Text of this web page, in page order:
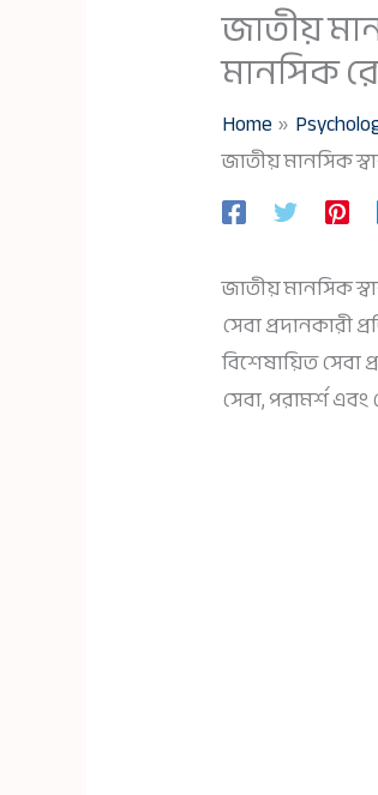
জাতীয়
মানসিক
Home
জাতীয় মানসিক
জাতীয় মানসিক
সেবা প্রদানকারী
বিশেষায়িত সেবা
সেবা, পরামর্শ